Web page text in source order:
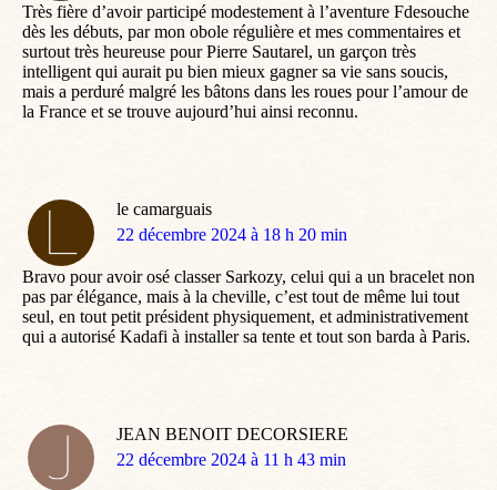
Très fière d’avoir participé modestement à l’aventure Fdesouche
dès les débuts, par mon obole régulière et mes commentaires et
surtout très heureuse pour Pierre Sautarel, un garçon très
intelligent qui aurait pu bien mieux gagner sa vie sans soucis,
mais a perduré malgré les bâtons dans les roues pour l’amour de
la France et se trouve aujourd’hui ainsi reconnu.
le camarguais
dit
22 décembre 2024 à 18 h 20 min
Bravo pour avoir osé classer Sarkozy, celui qui a un bracelet non
pas par élégance, mais à la cheville, c’est tout de même lui tout
seul, en tout petit président physiquement, et administrativement
qui a autorisé Kadafi à installer sa tente et tout son barda à Paris.
JEAN BENOIT DECORSIERE
dit
22 décembre 2024 à 11 h 43 min